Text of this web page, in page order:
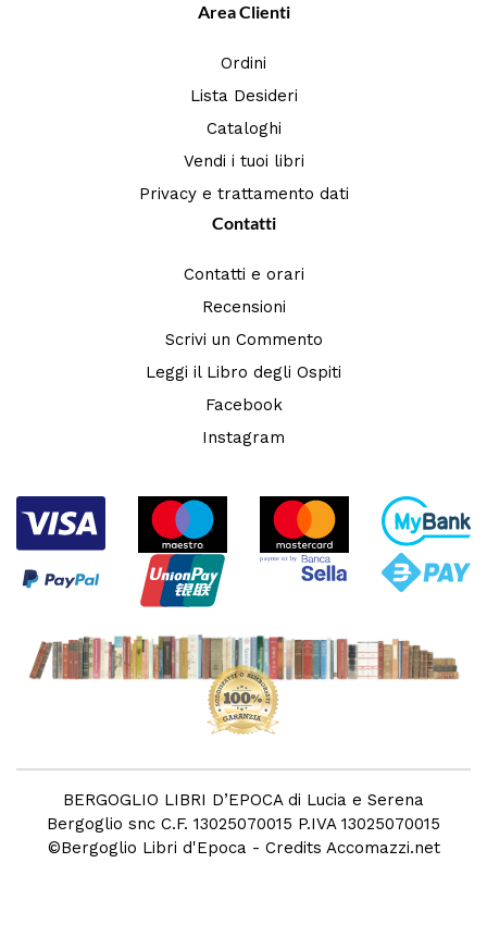
Area Clienti
Ordini
Lista Desideri
Cataloghi
Vendi i tuoi libri
Privacy e trattamento dati
Contatti
Contatti e orari
Recensioni
Scrivi un Commento
Leggi il Libro degli Ospiti
Facebook
Instagram
BERGOGLIO LIBRI D’EPOCA di Lucia e Serena
Bergoglio snc C.F. 13025070015 P.IVA 13025070015
©Bergoglio Libri d'Epoca - Credits Accomazzi.net